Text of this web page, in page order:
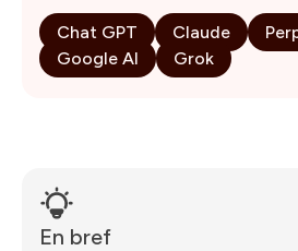
Chat GPT Claude
Google AI
Grok
En bref